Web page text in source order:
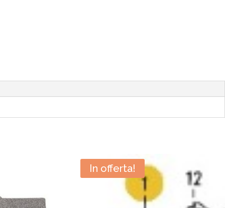
In offerta!